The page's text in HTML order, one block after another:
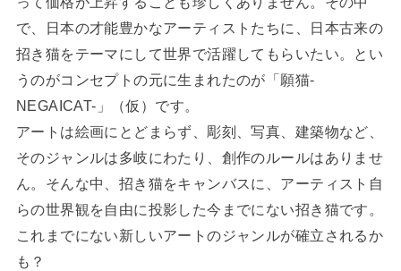
で、日本の才能豊かなアーティストたちに、日本古来の
招き猫をテーマにして世界で活躍してもらいたい。とい
うのがコンセプトの元に生まれたのが「願猫-
NEGAICAT-」（仮）です。
アートは絵画にとどまらず、彫刻、写真、建築物など、
そのジャンルは多岐にわたり、創作のルールはありませ
ん。そんな中、招き猫をキャンバスに、アーティスト自
らの世界観を自由に投影した今までにない招き猫です。
これまでにない新しいアートのジャンルが確立されるか
も？